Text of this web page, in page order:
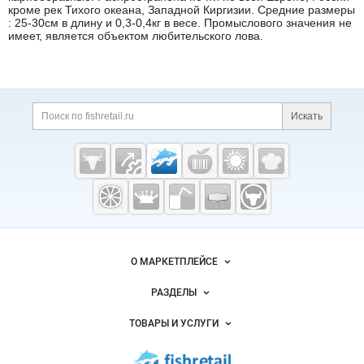
кроме рек Тихого океана, Западной Киргизии. Средние размеры
: 25-30см в длину и 0,3-0,4кг в весе. Промыслового значения не
имеет, является объектом любительского лова.
Дополнительная информация
Поиск по сайту и
Искать
Cсылки на полезные проекты
Fishretail.ru —
рыба,
морепродукты
Важные разделы и контакты
Навигация по сайтуО МАРКЕТПЛЕЙСЕ
Новости Fishretail.ru
Размещение рекламы
Публичная оферта
РАЗДЕЛЫ
Объявления
Новости рынка
ТОВАРЫ И УСЛУГИ